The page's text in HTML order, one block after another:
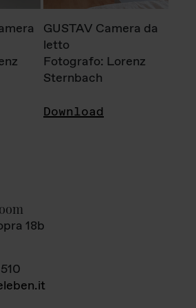
GUSTAV Camera da
letto
Fotografo: Lorenz
Sternbach
Download
18b